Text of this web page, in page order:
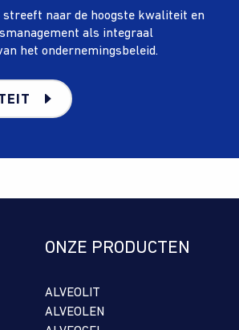
streeft naar de hoogste kwaliteit en
als integraal
het ondernemingsbeleid.
ONZE PRODUCTEN
ALVEOLIT
ALVEOLEN